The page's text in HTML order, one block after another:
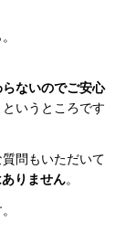
らないのでご安心
というところです
問もいただいて
りません。